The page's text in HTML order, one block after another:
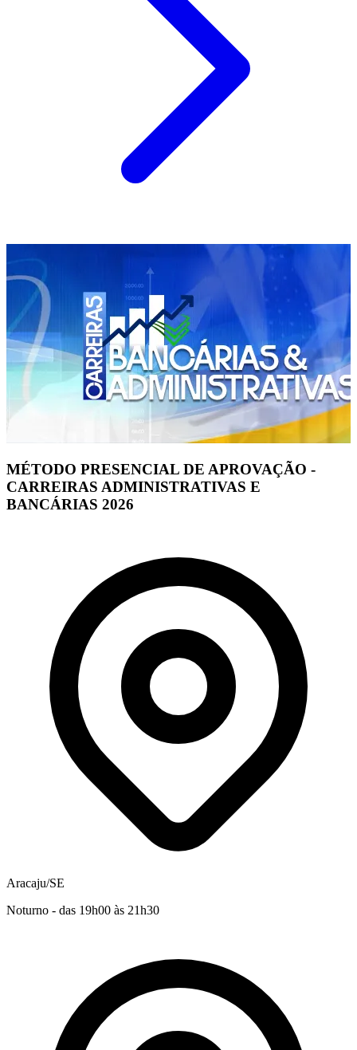
MÉTODO PRESENCIAL DE APROVAÇÃO -
CARREIRAS ADMINISTRATIVAS E
BANCÁRIAS 2026
Aracaju/SE
Noturno - das 19h00 às 21h30